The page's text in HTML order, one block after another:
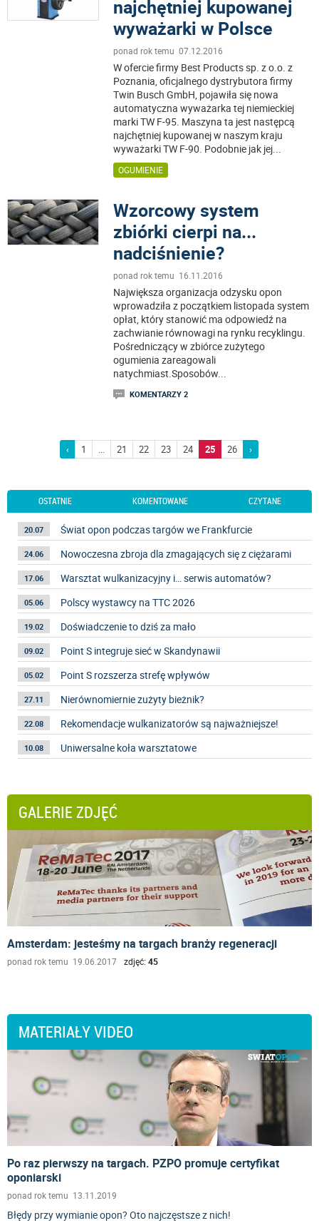
najchętniej kupowanej
wyważarki w Polsce
ponad rok temu 07.12.2016
W ofercie firmy Best Products sp. z o.o. z
Poznania, oficjalnego dystrybutora firmy
Twin Busch GmbH, pojawiła się nowa
automatyczna wyważarka tej niemieckiej
marki TW F-95. Maszyna ta jest następcą
najchętniej kupowanej w naszym kraju
wyważarki TW F-90. Podobnie jak jej...
OGUMIENIE
Wzorcowy system
zbiórki cierpi na...
nadciśnienie?
ponad rok temu 16.11.2016
Największa organizacja odzysku opon
wprowadziła z początkiem listopada system
opłat, który stanowić ma odpowiedź na
zachwianie równowagi na rynku recyklingu.
Pośredniczący w zbiórce zużytego
ogumienia zareagowali
natychmiast.Sposobów...
KOMENTARZY 2
‹ 1 ... 21 22 23 24 25 26 ›
OSTATNIE KOMENTOWANE CZYTANE
20.07 Świat opon podczas targów we Frankfurcie
24.06 Nowoczesna zbroja dla zmagających się z ciężarami
17.06 Warsztat wulkanizacyjny i… serwis automatów?
05.06 Polscy wystawcy na TTC 2026
19.02 Doświadczenie to dziś za mało
09.02 Point S integruje sieć w Skandynawii
05.02 Point S rozszerza strefę wpływów
27.11 Nierównomiernie zużyty bieżnik?
22.08 Rekomendacje wulkanizatorów są najważniejsze!
10.08 Uniwersalne koła warsztatowe
GALERIE ZDJĘĆ
Amsterdam: jesteśmy na targach branży regeneracji
ponad rok temu 19.06.2017 zdjęć: 45
MATERIAŁY VIDEO
Po raz pierwszy na targach. PZPO promuje certyfikat
oponiarski
ponad rok temu 13.11.2019
Błędy przy wymianie opon? Oto najczęstsze z nich!